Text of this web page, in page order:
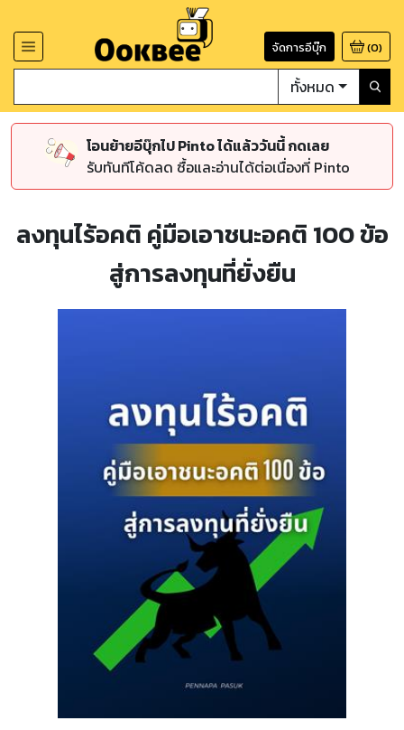
จัดการอีบุ๊ก (0)
ทั้งหมด
โอนย้ายอีบุ๊กไป Pinto ได้แล้ววันนี้ กดเลย
รับทันทีโค้ดลด ซื้อและอ่านได้ต่อเนื่องที่ Pinto
ลงทุนไร้อคติ คู่มือเอาชนะอคติ 100 ข้อ
สู่การลงทุนที่ยั่งยืน